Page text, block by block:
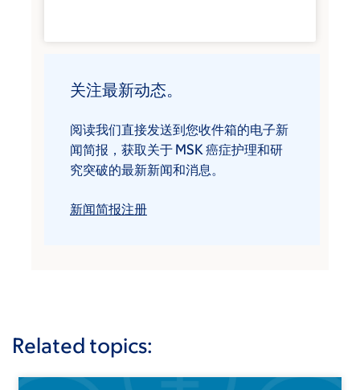
关注最新动态。
阅读我们直接发送到您收件箱的电子新
闻简报，获取关于 MSK 癌症护理和研
究突破的最新新闻和消息。
新闻简报注册
Related topics: